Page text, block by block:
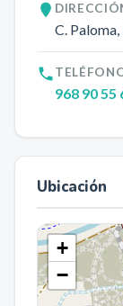
C.
968 90 55
Ubicación
+
−